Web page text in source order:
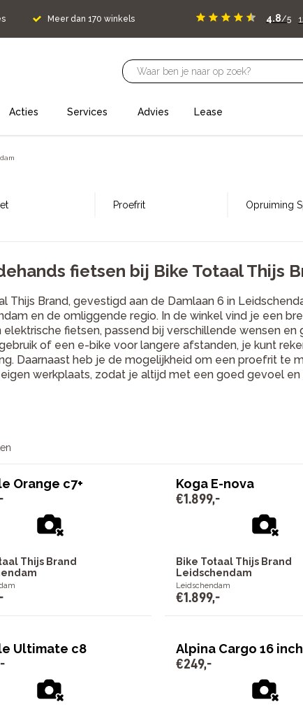
Meer dan 170 winkels 4.8/5
Acties Services Advies Lease
Proefrit Opruiming
fietsen bij Bike Totaal Thijs
Thijs Brand, gevestigd aan de Damlaan 6 in
en de omliggende regio. In de winkel vind je een
elektrische fietsen, passend bij verschillende wensen
of een e-bike voor langere afstanden, je kunt
Daarnaast heb je de mogelijkheid om een proefrit te
werkplaats, zodat je altijd met een goed gevoel
Orange c7+
-
Thijs Brand
-
Koga E-nova
€1 .899,-
Bike Totaal Thijs Brand
Leidschendam
Leidschendam
€1 .899,-
Ultimate c8
-
Alpina Cargo 16 inch
€249,-